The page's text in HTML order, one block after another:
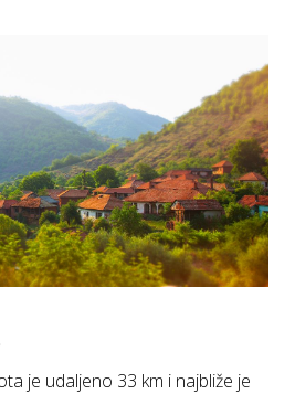
je udaljeno 33 km i najbliže je